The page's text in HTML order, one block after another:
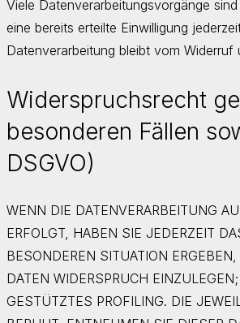
Viele Datenverarbeitungsvorgänge
eine bereits erteilte Einwilligung
Datenverarbeitung bleibt vom Widerruf
Widerspruchsrecht
besonderen Fällen
DSGVO)
WENN DIE DATENVERARBEITUNG
ERFOLGT, HABEN SIE JEDERZEIT
BESONDEREN SITUATION
DATEN WIDERSPRUCH
GESTÜTZTES PROFILING. DIE